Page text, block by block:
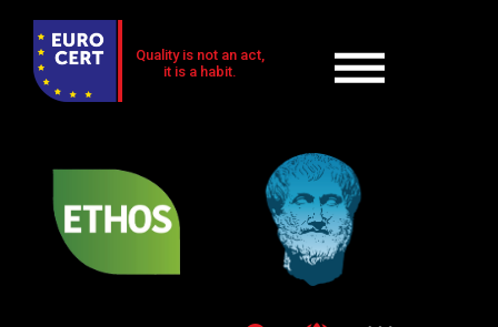
Quality is not an act,
it is a habit.